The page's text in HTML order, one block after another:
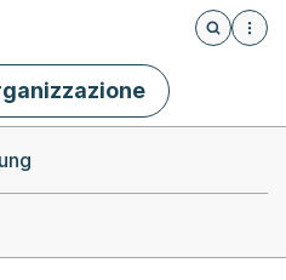
Öffnet